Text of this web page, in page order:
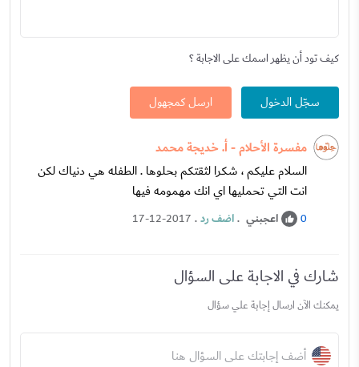
كيف تود أن يظهر اسمك على الاجابة ؟
سجّل الدخول ارسل كمجهول
مفسرة الأحلام - أ. خديجة محمد
السلام عليكم ، شكرا لثقتكم بحلوها . الطفله هي دنياك لكن
انت التي تحمليها اي انك مهمومه فيها
0 اعجبني .اضف رد.
17-12-2017
شارك في الاجابة على السؤال
يمكنك الآن ارسال إجابة علي سؤال
أضف إجابتك على السؤال هنا